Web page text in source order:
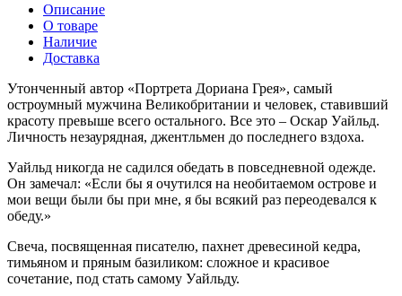
Описание
О товаре
Наличие
Доставка
Утонченный автор «Портрета Дориана Грея», самый
остроумный мужчина Великобритании и человек, ставивший
красоту превыше всего остального. Все это – Оскар Уайльд.
Личность незаурядная, джентльмен до последнего вздоха.
Уайльд никогда не садился обедать в повседневной одежде.
Он замечал: «Если бы я очутился на необитаемом острове и
мои вещи были бы при мне, я бы всякий раз переодевался к
обеду.»
Свеча, посвященная писателю, пахнет древесиной кедра,
тимьяном и пряным базиликом: сложное и красивое
сочетание, под стать самому Уайльду.